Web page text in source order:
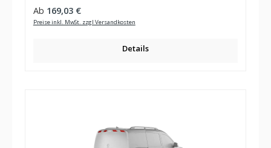
Regulärer Preis:
Ab 169,03 €
Preise inkl. MwSt. zzgl Versandkosten
Details